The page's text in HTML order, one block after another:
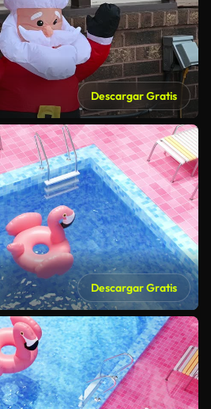
Descargar Gratis
Descargar Gratis